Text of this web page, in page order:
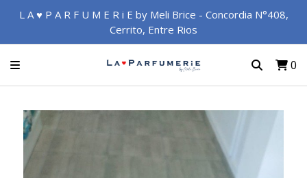
L A ♥ P A R F U M E R i E by Meli Brice - Concordia N°408,
Cerrito, Entre Rios
0